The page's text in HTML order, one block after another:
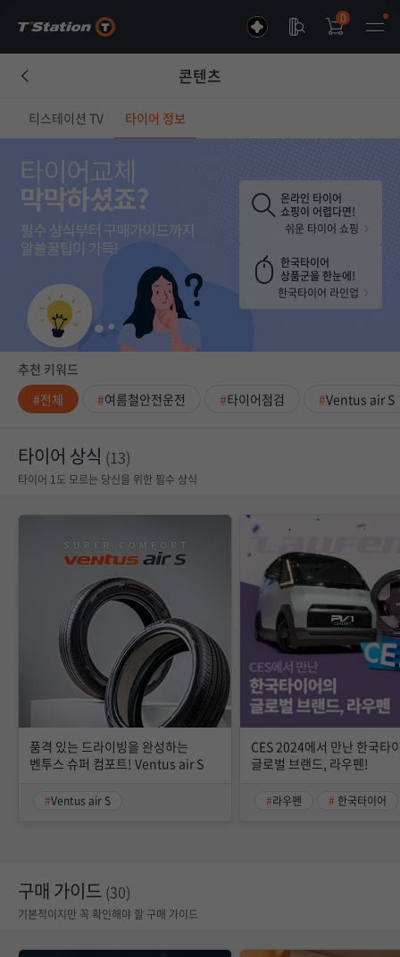
0
콘텐츠
티스테이션 TV 타이어 정보
온라인 타이어
쇼핑이 어렵다면!
쉬운 타이어 쇼핑
한국타이어
상품군을 한눈에!
한국타이어 라인업
추천 키워드
전체
여름철안전운전 타이어점검 Ventus air S
타이어 상식 (13)
타이어 1도 모르는 당신을 위한 필수 상식
품격 있는 드라이빙을 완성하는
벤투스 슈퍼 컴포트! Ventus air S
Ventus air S
CES 2024에서 만난 한국타
글로벌 브랜드, 라우펜!
라우펜 한국타이어
구매 가이드 (30)
기본적이지만 꼭 확인해야 할 구매 가이드